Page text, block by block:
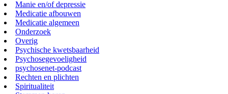
Manie en/of depressie
Medicatie afbouwen
Medicatie algemeen
Onderzoek
Overig
Psychische kwetsbaarheid
Psychosegevoeligheid
psychosenet-podcast
Rechten en plichten
Spiritualiteit